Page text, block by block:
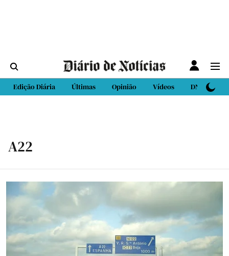
Edição Diária Últimas Opinião Vídeos DN Sport
A22